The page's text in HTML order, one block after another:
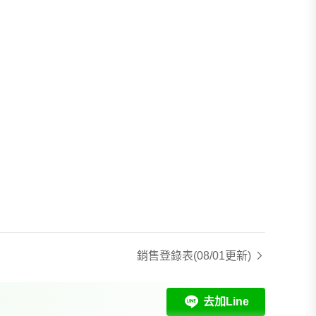
銷售登錄表(08/01更新)
去加Line